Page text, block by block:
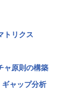
トリクス
ャ原則の構築
ャップ分析